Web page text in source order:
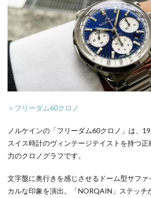
＞フリーダム60クロノ
ノルケインの「フリーダム60クロノ」は、
スイス時計のヴィンテージテイストを持つ
力のクロノグラフです。
文字盤に奥行きを感じさせるドーム型サファ
カルな印象を演出。「NORQAIN」ステッチ